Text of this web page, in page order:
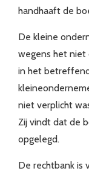
handhaaft de
De kleine
wegens het niet
in het
niet verplicht
Zij vindt dat de
opgelegd.
De rechtbank is